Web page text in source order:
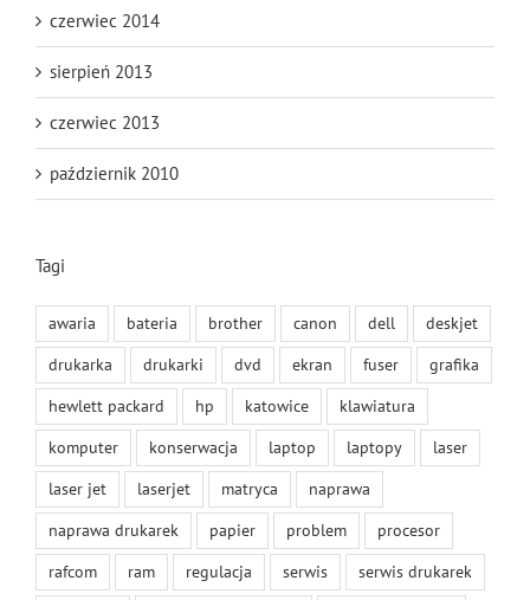
czerwiec 2014
sierpień 2013
czerwiec 2013
październik 2010
Tagi
awaria bateria brother canon dell
deskjet
drukarka
drukarki dvd ekran fuser
grafika
hewlett packard
hp katowice
klawiatura
komputer
konserwacja laptop laptopy
laser
laser jet
laserjet matryca
naprawa
naprawa drukarek
papier problem
procesor
rafcom
ram regulacja serwis
serwis drukarek